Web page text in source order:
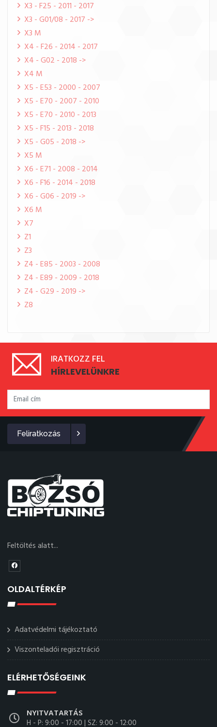
X3 - F25 - 2011 - 2017
X3 - G01/08 - 2017 ->
X3 M
X4 - F26 - 2014 - 2017
X4 - G02 - 2018 ->
X4 M
X5 - E53 - 2000 - 2007
X5 - E70 - 2007 - 2010
X5 - E70 - 2010 - 2013
X5 - F15 - 2013 - 2018
X5 - G05 - 2018 ->
X5 M
X6 - E71 - 2008 - 2014
X6 - F16 - 2014 - 2018
X6 - G06 - 2019 ->
X6 M
X7
Z1
Z3
Z4 - E85 - 2003 - 2008
Z4 - E89 - 2009 - 2018
Z4 - G29 - 2019 ->
Z8
IRATKOZZ FEL
HÍRLEVELÜNKRE
Feliratkozás
Feltöltés alatt...
OLDALTÉRKÉP
Adatvédelmi tájékoztató
Viszonteladói regisztráció
ELÉRHETŐSÉGEINK
NYITVATARTÁS
H - P: 9:00 - 17:00 | SZ: 9:00 - 12:00